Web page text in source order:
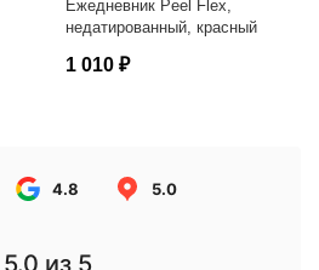
Ежедневник Peel Flex,
недатированный, красный
1 010 ₽
4.8 5.0
5.0 из 5